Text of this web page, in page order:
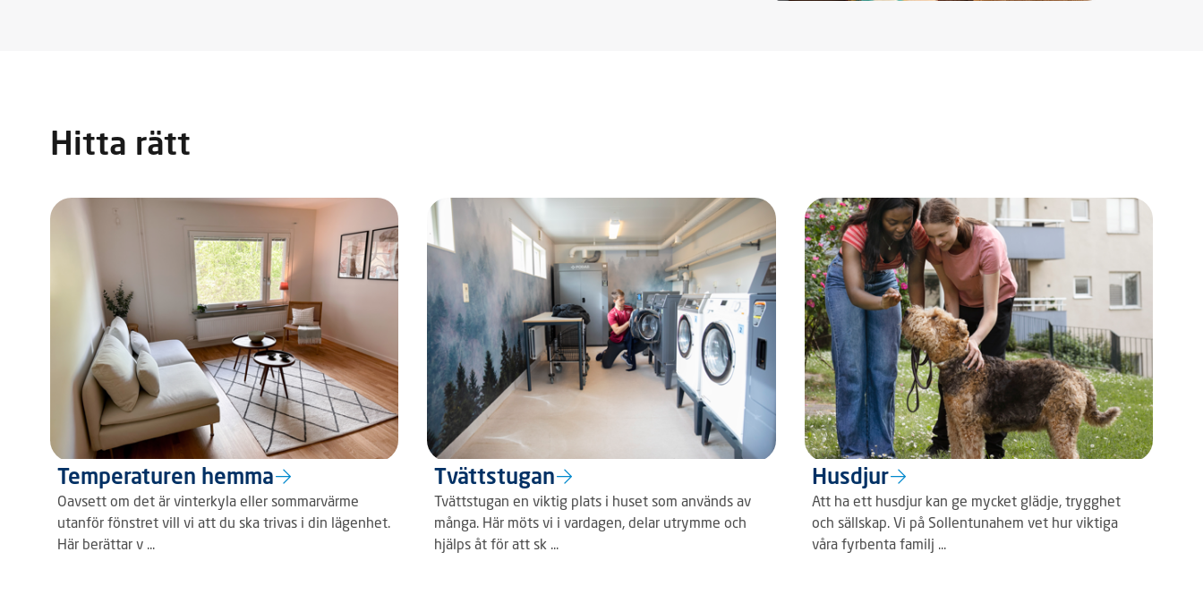
Hitta rätt
Temperaturen hemma
Oavsett om det är vinterkyla eller sommarvärme
utanför fönstret vill vi att du ska trivas i din lägenhet.
Här berättar v ...
Tvättstugan
Tvättstugan en viktig plats i huset som används av
många. Här möts vi i vardagen, delar utrymme och
hjälps åt för att sk ...
Husdjur
Att ha ett husdjur kan ge mycket glädje, trygghet
och sällskap. Vi på Sollentunahem vet hur viktiga
våra fyrbenta familj ...